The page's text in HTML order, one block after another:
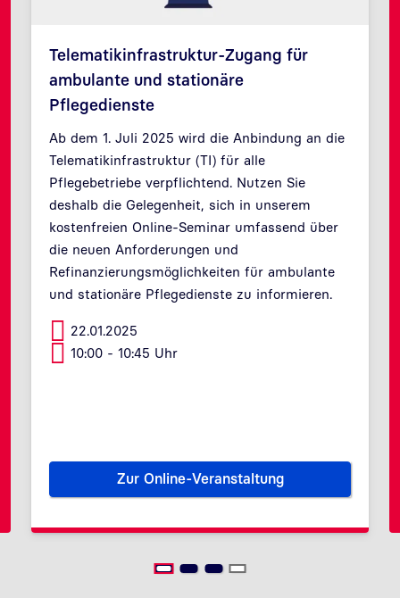
Zurück
Telematikinfrastruktur-Zugang für
ambulante und stationäre
Pflegedienste
Ab dem 1. Juli 2025 wird die Anbindung an die
Telematikinfrastruktur (TI) für alle
Pflegebetriebe verpflichtend. Nutzen Sie
deshalb die Gelegenheit, sich in unserem
kostenfreien Online-Seminar umfassend über
die neuen Anforderungen und
Refinanzierungsmöglichkeiten für ambulante
und stationäre Pflegedienste zu informieren.
22.01.2025
10:00 - 10:45 Uhr
Zur Online-Veranstaltung
Telematikinfrastruktur-